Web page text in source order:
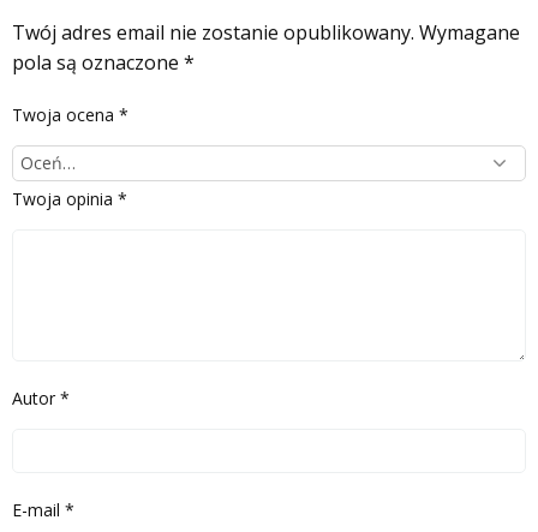
Twój adres email nie zostanie opublikowany. Wymagane
pola są oznaczone *
Twoja ocena *
Twoja opinia *
Autor *
E-mail *